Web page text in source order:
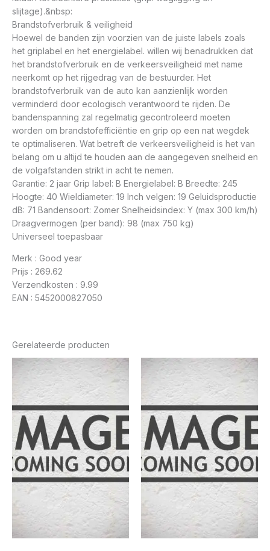
slijtage).&nbsp:
Brandstofverbruik & veiligheid
Hoewel de banden zijn voorzien van de juiste labels zoals
het griplabel en het energielabel. willen wij benadrukken dat
het brandstofverbruik en de verkeersveiligheid met name
neerkomt op het rijgedrag van de bestuurder. Het
brandstofverbruik van de auto kan aanzienlijk worden
verminderd door ecologisch verantwoord te rijden. De
bandenspanning zal regelmatig gecontroleerd moeten
worden om brandstofefficiëntie en grip op een nat wegdek
te optimaliseren. Wat betreft de verkeersveiligheid is het van
belang om u altijd te houden aan de aangegeven snelheid en
de volgafstanden strikt in acht te nemen.
Garantie: 2 jaar Grip label: B Energielabel: B Breedte: 245
Hoogte: 40 Wieldiameter: 19 Inch velgen: 19 Geluidsproductie
dB: 71 Bandensoort: Zomer Snelheidsindex: Y (max 300 km/h)
Draagvermogen (per band): 98 (max 750 kg)
Universeel toepasbaar
Merk : Good year
Prijs : 269.62
Verzendkosten : 9.99
EAN : 5452000827050
Gerelateerde producten